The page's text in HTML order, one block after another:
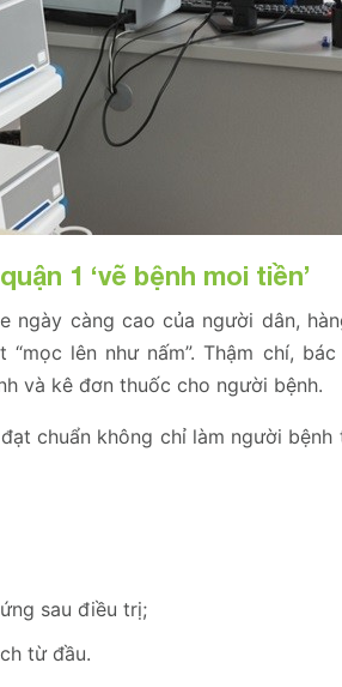
1 ‘vẽ bệnh moi tiền’
ngày càng cao của người dân,
lên như nấm”. Thậm chí,
và kê đơn thuốc cho người bệnh.
chuẩn không chỉ làm người
sau điều trị;
từ đầu.